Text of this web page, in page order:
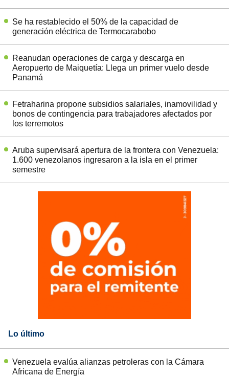
Se ha restablecido el 50% de la capacidad de
generación eléctrica de Termocarabobo
Reanudan operaciones de carga y descarga en
Aeropuerto de Maiquetía: Llega un primer vuelo desde
Panamá
Fetraharina propone subsidios salariales, inamovilidad y
bonos de contingencia para trabajadores afectados por
los terremotos
Aruba supervisará apertura de la frontera con Venezuela:
1.600 venezolanos ingresaron a la isla en el primer
semestre
Lo último
Venezuela evalúa alianzas petroleras con la Cámara
Africana de Energía